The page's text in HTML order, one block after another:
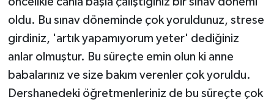
oldu. Bu sınav döneminde çok yoruldunuz, strese
girdiniz, 'artık yapamıyorum yeter' dediğiniz
anlar olmuştur. Bu süreçte emin olun ki anne
babalarınız ve size bakım verenler çok yoruldu.
Dershanedeki öğretmenleriniz de bu süreçte çok